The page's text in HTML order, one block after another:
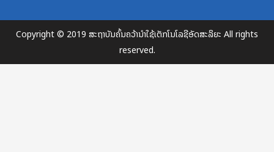
Copyright © 2019 ສະຖາບັນຄົ້ນຄວ້ານຳໃຊ້ເຕັກໂນໂລຊີອັດສະລິຍະ All rights
reserved.